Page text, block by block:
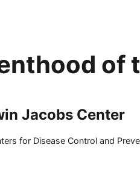
Jacobs Center
for Disease Control and